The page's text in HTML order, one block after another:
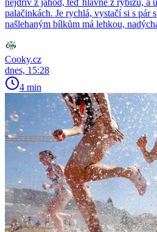
nejdřív z jahod, teď hlavně z rybízu, a
palačinkách. Je rychlá, vystačí si s pár
našlehaným bílkům má lehkou,
Cooky.cz
dnes, 15:28
4 min